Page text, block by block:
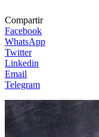
Compartir
Facebook
WhatsApp
Twitter
Linkedin
Email
Telegram